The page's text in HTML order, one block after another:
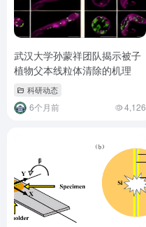
武汉大学孙蒙祥团队揭示被子
植物父本线粒体清除的机理
科研动态
6个月前 4,126